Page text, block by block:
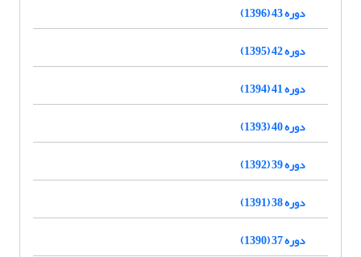
دوره 43 (1396)
دوره 42 (1395)
دوره 41 (1394)
دوره 40 (1393)
دوره 39 (1392)
دوره 38 (1391)
دوره 37 (1390)